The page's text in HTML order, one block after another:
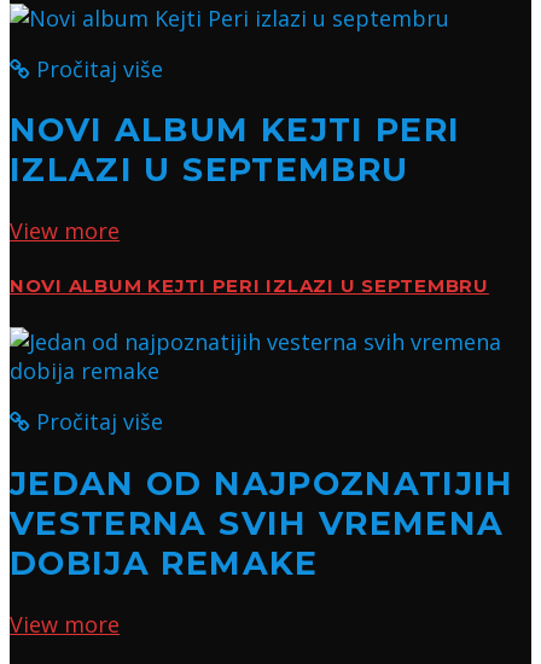
Pročitaj više
NOVI ALBUM KEJTI PERI
IZLAZI U SEPTEMBRU
View more
NOVI ALBUM KEJTI PERI IZLAZI U SEPTEMBRU
Pročitaj više
JEDAN OD NAJPOZNATIJIH
VESTERNA SVIH VREMENA
DOBIJA REMAKE
View more